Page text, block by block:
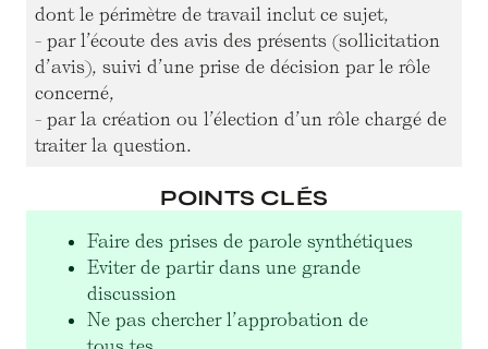
dont le périmètre de travail inclut ce sujet,
- par l’écoute des avis des présents (sollicitation
d’avis), suivi d’une prise de décision par le rôle
concerné,
- par la création ou l’élection d’un rôle chargé de
traiter la question.
POINTS CLÉS
Faire des prises de parole synthétiques
Eviter de partir dans une grande
discussion
Ne pas chercher l’approbation de